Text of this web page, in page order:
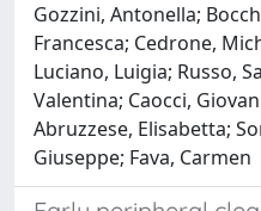
Gozzini, Antonella;
Francesca; Cedrone,
Luciano, Luigia; Russo,
Valentina; Caocci,
Abruzzese, Elisabetta;
Giuseppe; Fava, Carmen